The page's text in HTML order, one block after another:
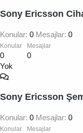
Sony Ericsson
Konular 0 Mesajlar 0
Konular
0
Mesajlar
0
Yok
Sony Ericsson
Konular 0 Mesajlar 0
Konular Mesajlar